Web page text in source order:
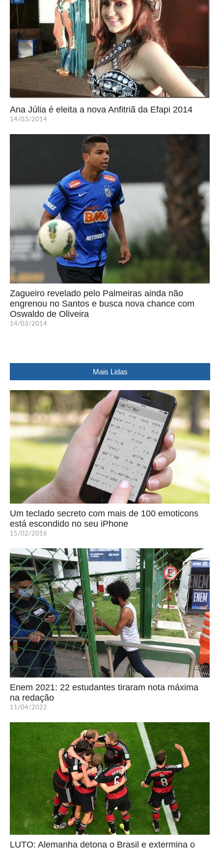
Ana Júlia é eleita a nova Anfitriã da Efapi 2014
14/03/2014
Zagueiro revelado pelo Palmeiras ainda não
engrenou no Santos e busca nova chance com
Oswaldo de Oliveira
14/03/2014
Mais Lidas
Um teclado secreto com mais de 100 emoticons
está escondido no seu iPhone
15/02/2016
Enem 2021: 22 estudantes tiraram nota máxima
na redação
11/04/2022
LUTO: Alemanha detona o Brasil e extermina o